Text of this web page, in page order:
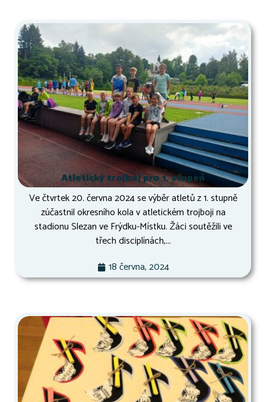
Atletický trojboj pro 1. stupeň
Ve čtvrtek 20. června 2024 se výběr atletů z 1. stupně
zúčastnil okresního kola v atletickém trojboji na
stadionu Slezan ve Frýdku-Místku. Žáci soutěžili ve
třech disciplínách,...
18 června, 2024